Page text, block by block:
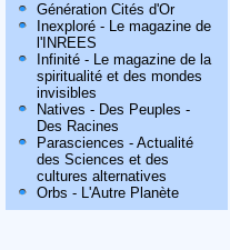
Génération Cités d'Or
Inexploré - Le magazine de
l'INREES
Infinité - Le magazine de la
spiritualité et des mondes
invisibles
Natives - Des Peuples -
Des Racines
Parasciences - Actualité
des Sciences et des
cultures alternatives
Orbs - L'Autre Planète